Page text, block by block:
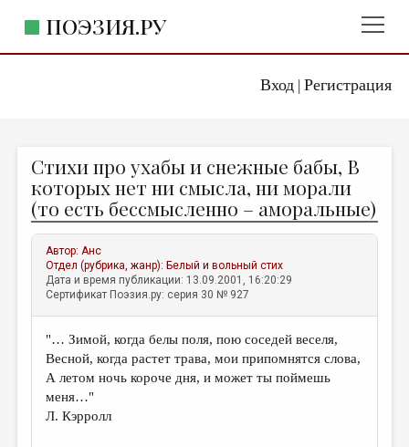
Вход| Регистрация
ПОЭЗИЯ.РУ
ЖАНРЫ
АВТОРЫ
КОММЕНТАРИИ
ЛИТСАЛОН
НОВОСТИ
ПРАВИЛА САЙТА
ОТДЕЛЫ И РУБРИКИ
ИЗБРАННОЕ
Стихи про ухабы и снежные бабы, В
которых нет ни смысла, ни морали
(то есть бессмысленно – аморальные)
Автор:Анс
Отдел (рубрика, жанр): Белый и вольный стих
Дата и время публикации: 13.09.2001, 16:20:29
Сертификат Поэзия.ру: серия 30 № 927
"… Зимой, когда белы поля, пою соседей веселя,
Весной, когда растет трава, мои припомнятся слова,
А летом ночь короче дня, и может ты поймешь
меня…"
Л. Кэрролл